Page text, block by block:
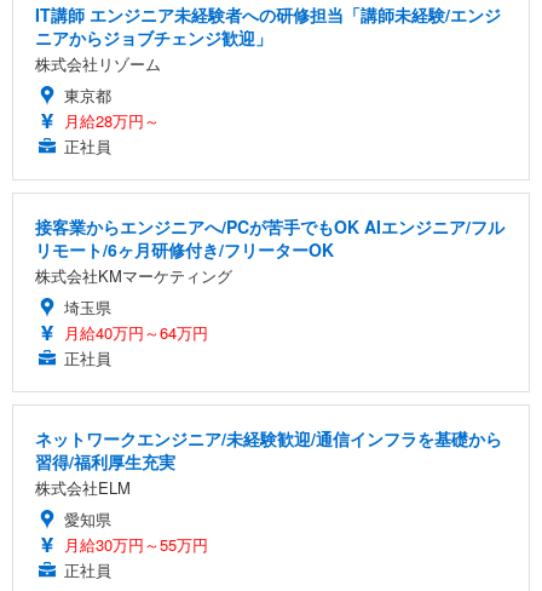
IT講師 エンジニア未経験者への研修担当「講師未経験/エンジ
ニアからジョブチェンジ歓迎」
株式会社リゾーム
東京都
月給28万円～
正社員
接客業からエンジニアへ/PCが苦手でもOK AIエンジニア/フル
リモート/6ヶ月研修付き/フリーターOK
株式会社KMマーケティング
埼玉県
月給40万円～64万円
正社員
ネットワークエンジニア/未経験歓迎/通信インフラを基礎から
習得/福利厚生充実
株式会社ELM
愛知県
月給30万円～55万円
正社員